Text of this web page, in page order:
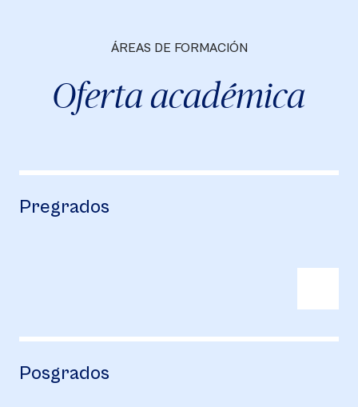
ÁREAS DE FORMACIÓN
Oferta académica
Pregrados
Posgrados